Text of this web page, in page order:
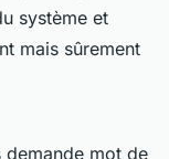
système et
mais sûrement
demande mot de